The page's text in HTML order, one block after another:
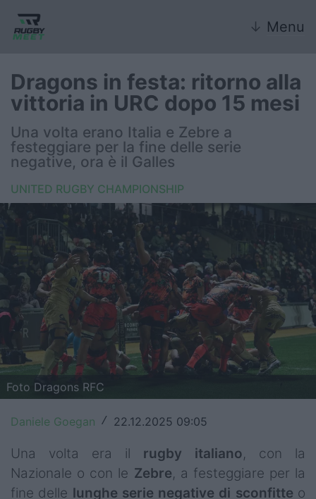
↓ Menu
Nazionali giovanili
Rugby Sevens
Internazionale
6 Nazioni
United Rugby Championship
Top14
Premiership
Champions Cup
Challenge Cup
World Rugby
Rugby World Cup
Dragons in festa: ritorno alla
vittoria in URC dopo 15 mesi
Una volta erano Italia e Zebre a
festeggiare per la fine delle serie
negative, ora è il Galles
UNITED RUGBY CHAMPIONSHIP
Foto Dragons RFC
Daniele Goegan / 22.12.2025 09:05
Una volta era il rugby italiano, con la
Nazionale o con le Zebre, a festeggiare per la
fine delle lunghe serie negative di sconfitte o